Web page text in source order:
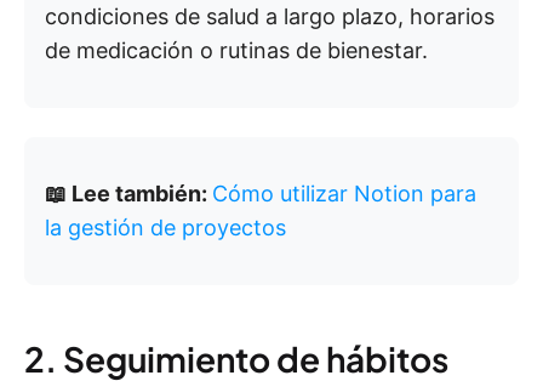
condiciones de salud a largo plazo, horarios
de medicación o rutinas de bienestar.
📖 Lee también: Cómo utilizar Notion para
la gestión de proyectos
2. Seguimiento de hábitos